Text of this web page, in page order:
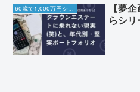
【夢
らシリ